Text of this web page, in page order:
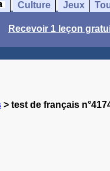
Culture Jeux
Recevoir 1 leçon
> test de français